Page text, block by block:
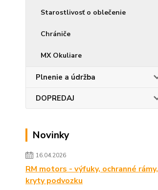
Starostlivosť o oblečenie
Chrániče
MX Okuliare
Plnenie a údržba
DOPREDAJ
Novinky
16.04.2026
RM motors - výfuky, ochranné rámy,
kryty podvozku